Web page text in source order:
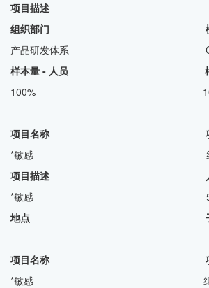
项目描述
组织部门 模型视
产品研发体系 CMMI-
样本量 - 人员 样本量
100%
项目名称 项目
*敏感 组织级
项目描述 人员
*敏感
地点 子
项目名称 项目
*敏感 组织级